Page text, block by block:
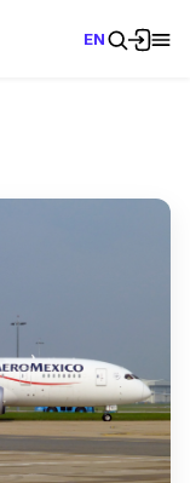
EN